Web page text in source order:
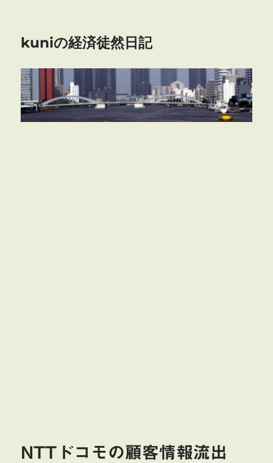
kuniの経済徒然日記
NTTドコモの顧客情報流出